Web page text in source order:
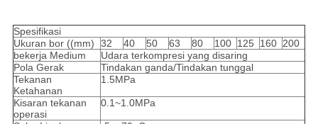
Spesifikasi
Ukuran bor ((mm)
32 40 50 63 80 100 125 160 200
bekerja Medium
Udara terkompresi yang disaring
Pola Gerak
Tindakan ganda/Tindakan tunggal
Tekanan
Ketahanan
1.5MPa
Kisaran tekanan
operasi
0.1~1.0MPa